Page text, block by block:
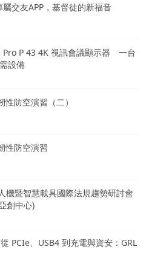
屬交友APP，基督徒的新福音
Pro P 43 4K 視訊會議顯示器 一台
設備
防空演習（二）
性防空演習
機暨智慧載具國際法規趨勢研討會
創中心)
從 PCIe、USB4 到充電與資安：GRL